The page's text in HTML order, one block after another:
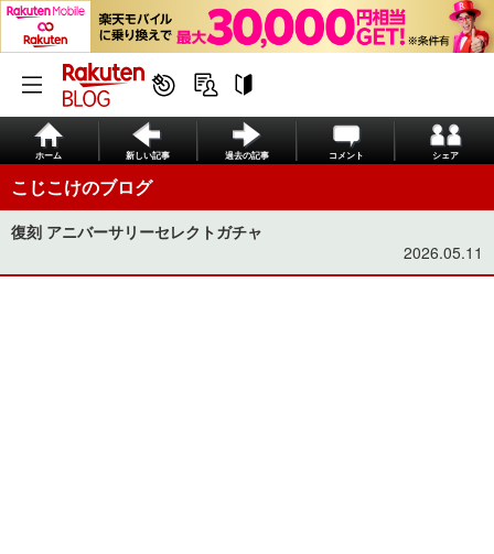
ホーム 新しい記事 過去の記事 コメント シェア
こじこけのブログ
復刻 アニバーサリーセレクトガチャ
2026.05.11